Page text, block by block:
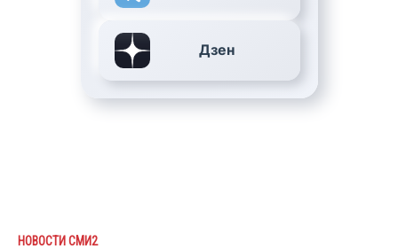
Дзен
НОВОСТИ СМИ2